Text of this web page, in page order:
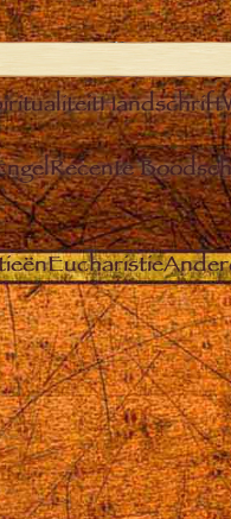
Handschrift
Recente
Eucharistie